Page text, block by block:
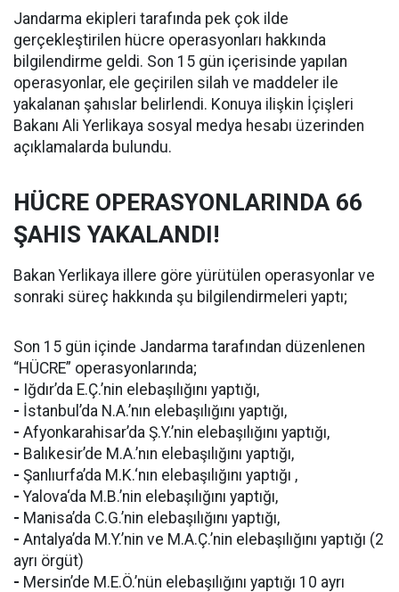
Jandarma ekipleri tarafında pek çok ilde
gerçekleştirilen hücre operasyonları hakkında
bilgilendirme geldi. Son 15 gün içerisinde yapılan
operasyonlar, ele geçirilen silah ve maddeler ile
yakalanan şahıslar belirlendi. Konuya ilişkin İçişleri
Bakanı Ali Yerlikaya sosyal medya hesabı üzerinden
açıklamalarda bulundu.
HÜCRE OPERASYONLARINDA 66
ŞAHIS YAKALANDI!
Bakan Yerlikaya illere göre yürütülen operasyonlar ve
sonraki süreç hakkında şu bilgilendirmeleri yaptı;
Son 15 gün içinde Jandarma tarafından düzenlenen
“HÜCRE” operasyonlarında;
- Iğdır’da E.Ç.’nin elebaşılığını yaptığı,
- İstanbul’da N.A.’nın elebaşılığını yaptığı,
- Afyonkarahisar’da Ş.Y.’nin elebaşılığını yaptığı,
- Balıkesir’de M.A.’nın elebaşılığını yaptığı,
- Şanlıurfa’da M.K.‘nın elebaşılığını yaptığı ,
- Yalova‘da M.B.’nin elebaşılığını yaptığı,
- Manisa’da C.G.’nin elebaşılığını yaptığı,
- Antalya’da M.Y.’nin ve M.A.Ç.’nin elebaşılığını yaptığı (2
ayrı örgüt)
- Mersin’de M.E.Ö.’nün elebaşılığını yaptığı 10 ayrı